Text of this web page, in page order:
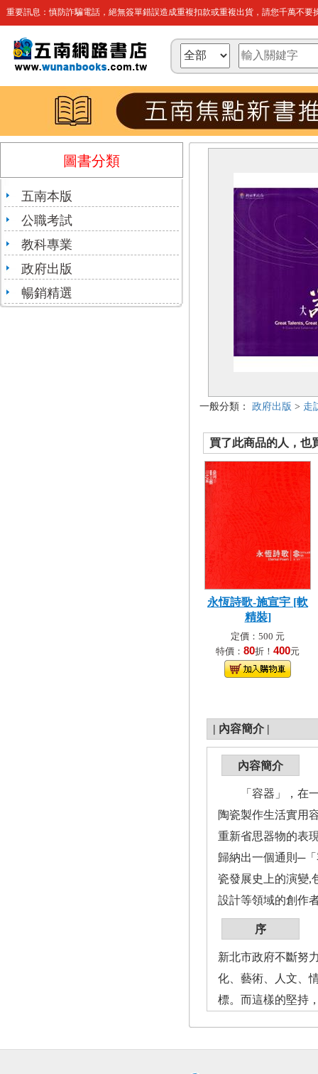
重要訊息：慎防詐騙電話，絕無簽單錯誤造成重複扣款或重複出貨，請您千萬不要
圖書分類
五南本版
公職考試
教科專業
政府出版
暢銷精選
一般分類： 政府出版 > 走
買了此商品的人，也
永恆詩歌-施宣宇 [軟
精裝]
定價：500 元
特價： 80折！ 400元
| 內容簡介 |
內容簡介
「容器」，在一
陶瓷製作生活實用
重新省思器物的表
歸納出一個通則─
瓷發展史上的演變,
設計等領域的創作
序
新北市政府不斷努
化、藝術、人文、
標。而這樣的堅持